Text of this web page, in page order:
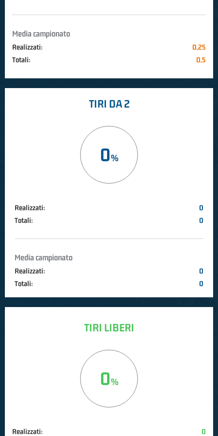
Media campionato
Realizzati:
0,25
Totali:
0,5
TIRI DA 2
0
Realizzati:
0
Totali:
0
Media campionato
Realizzati:
0
Totali:
0
TIRI LIBERI
0
Realizzati: 0